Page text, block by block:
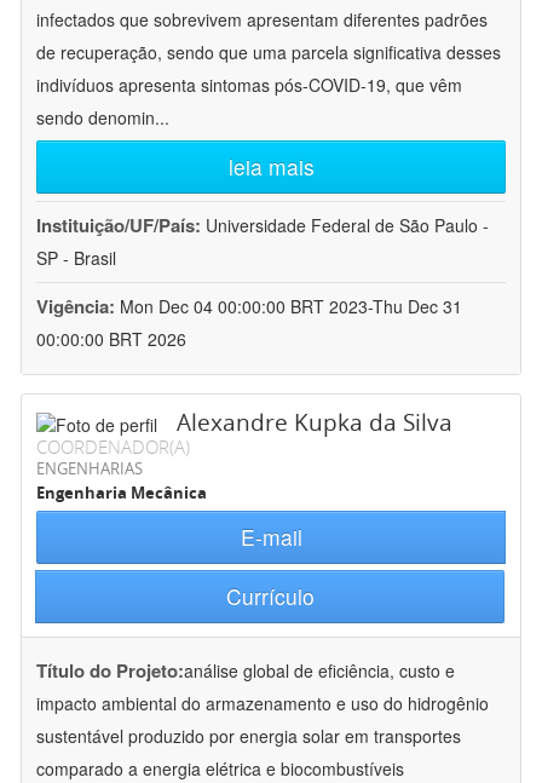
infectados que sobrevivem apresentam diferentes padrões
de recuperação, sendo que uma parcela significativa desses
indivíduos apresenta sintomas pós-COVID-19, que vêm
sendo denomin...
leia mais
Instituição/UF/País: Universidade Federal de São Paulo -
SP - Brasil
Vigência: Mon Dec 04 00:00:00 BRT 2023-Thu Dec 31
00:00:00 BRT 2026
Alexandre Kupka da Silva
COORDENADOR(A)
ENGENHARIAS
Engenharia Mecânica
E-mail
Currículo
Título do Projeto:análise global de eficiência, custo e
impacto ambiental do armazenamento e uso do hidrogênio
sustentável produzido por energia solar em transportes
comparado a energia elétrica e biocombustíveis